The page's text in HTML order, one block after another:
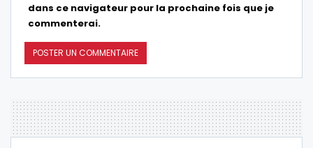
dans ce navigateur pour la prochaine fois que je
commenterai.